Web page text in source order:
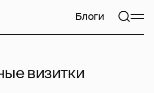
Блоги
визитки